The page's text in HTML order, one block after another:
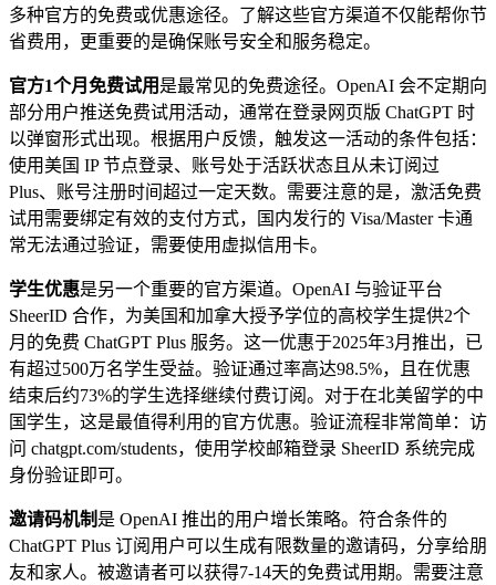
多种官方的免费或优惠途径。了解这些官方渠道不仅能帮你节
省费用，更重要的是确保账号安全和服务稳定。
官方1个月免费试用 是最常见的免费途径。OpenAI 会不定期向
部分用户推送免费试用活动，通常在登录网页版 ChatGPT 时
以弹窗形式出现。根据用户反馈，触发这一活动的条件包括：
使用美国 IP 节点登录、账号处于活跃状态且从未订阅过
Plus、账号注册时间超过一定天数。需要注意的是，激活免费
试用需要绑定有效的支付方式，国内发行的 Visa/Master 卡通
常无法通过验证，需要使用虚拟信用卡。
学生优惠是另一个重要的官方渠道。OpenAI 与验证平台
SheerID 合作，为美国和加拿大授予学位的高校学生提供2个
月的免费 ChatGPT Plus 服务。这一优惠于2025年3月推出，已
有超过500万名学生受益。验证通过率高达98.5%，且在优惠
结束后约73%的学生选择继续付费订阅。对于在北美留学的中
国学生，这是最值得利用的官方优惠。验证流程非常简单：访
问 chatgpt.com/students，使用学校邮箱登录 SheerID 系统完成
身份验证即可。
邀请码机制 是 OpenAI 推出的用户增长策略。符合条件的
ChatGPT Plus 订阅用户可以生成有限数量的邀请码，分享给朋
友和家人。被邀请者可以获得7-14天的免费试用期。需要注意